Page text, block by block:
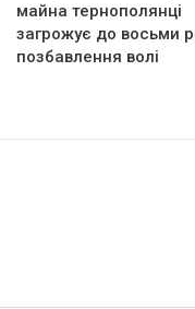
майна тернополянці
загрожує до восьми
позбавлення волі